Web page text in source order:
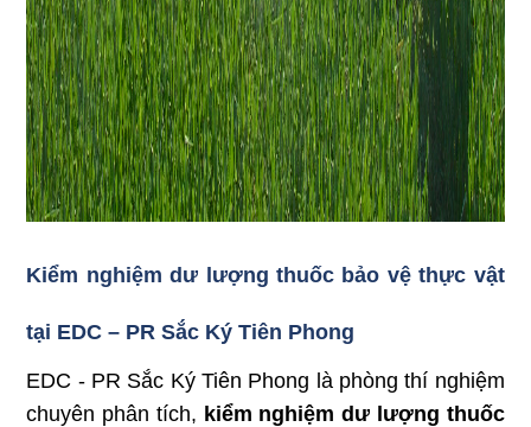
Kiểm nghiệmdư lượng thuốc bảo vệ thực vật
tại EDC – PRSắc Ký Tiên Phong
EDC - PR Sắc Ký Tiên Phong là phòng thí nghiệm
chuyên phân tích, kiểm nghiệmdư lượng thuốc